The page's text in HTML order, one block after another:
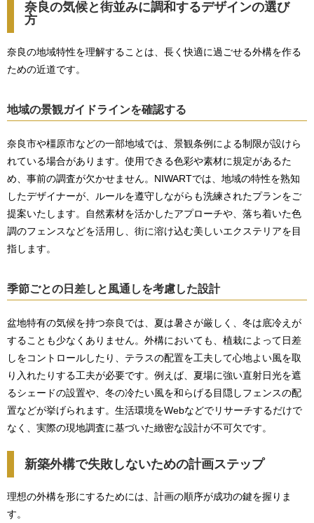
奈良の気候と街並みに調和するデザインの選び
方
奈良の地域特性を理解することは、長く快適に過ごせる外構を作る
ための近道です。
地域の景観ガイドラインを確認する
奈良市や橿原市などの一部地域では、景観条例による制限が設けら
れている場合があります。使用できる色彩や素材に規定があるた
め、事前の調査が欠かせません。NIWARTでは、地域の特性を熟知
したデザイナーが、ルールを遵守しながらも洗練されたプランをご
提案いたします。自然素材を活かしたアプローチや、落ち着いた色
調のフェンスなどを活用し、街に溶け込む美しいエクステリアを目
指します。
季節ごとの日差しと風通しを考慮した設計
盆地特有の気候を持つ奈良では、夏は暑さが厳しく、冬は底冷えが
することも少なくありません。外構においても、植栽によって日差
しをコントロールしたり、テラスの配置を工夫して心地よい風を取
り入れたりする工夫が必要です。例えば、夏場に強い直射日光を遮
るシェードの設置や、冬の冷たい風を和らげる目隠しフェンスの配
置などが挙げられます。生活環境をWebなどでリサーチするだけで
なく、実際の現地調査に基づいた緻密な設計が不可欠です。
新築外構で失敗しないための計画ステップ
理想の外構を形にするためには、計画の順序が成功の鍵を握りま
す。